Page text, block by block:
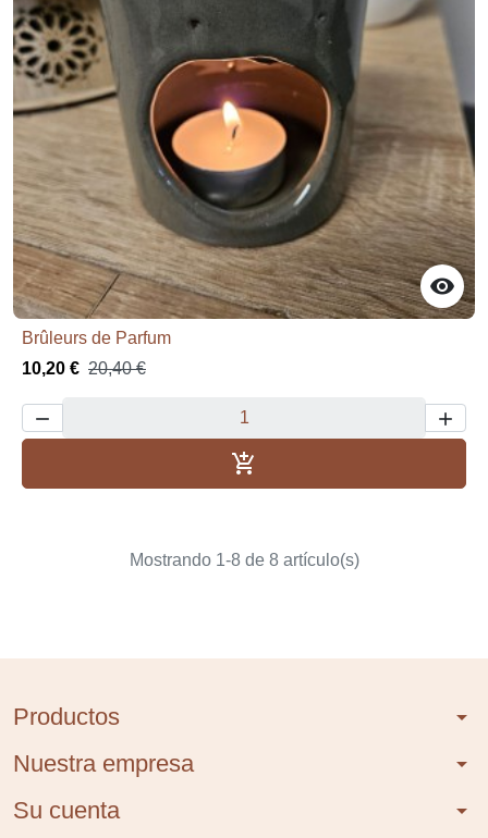

Brûleurs de Parfum
10,20 € 20,40 €
 

Mostrando 1-8 de 8 artículo(s)
Productos arrow_drop_down
Nuestra empresa arrow_drop_down
Su cuenta arrow_drop_down